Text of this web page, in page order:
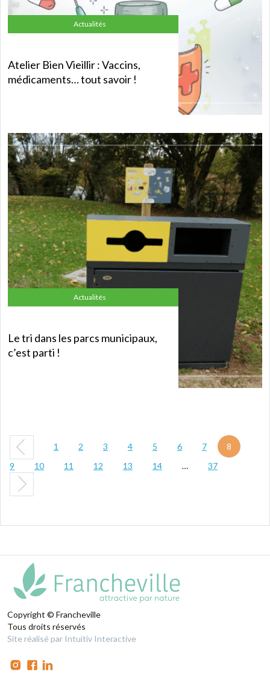
Actualités
Atelier Bien Vieillir : Vaccins,
médicaments… tout savoir !
Actualités
Le tri dans les parcs municipaux,
c’est parti !
1 2 3 4 5 6 7
8
9
10 11 12 13 14 … 37
Copyright © Francheville
Tous droits réservés
Site réalisé par Intuitiv Interactive